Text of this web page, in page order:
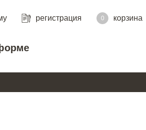
регистрация 0 корзина